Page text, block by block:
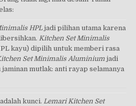
HPLjadi pilihan utama karena
Kitchen Set Minimalis
kayu) dipilih untuk memberi rasa
Set Minimalis Aluminiumjadi
mutlak: anti rayap selamanya
kunci. Lemari Kitchen Set